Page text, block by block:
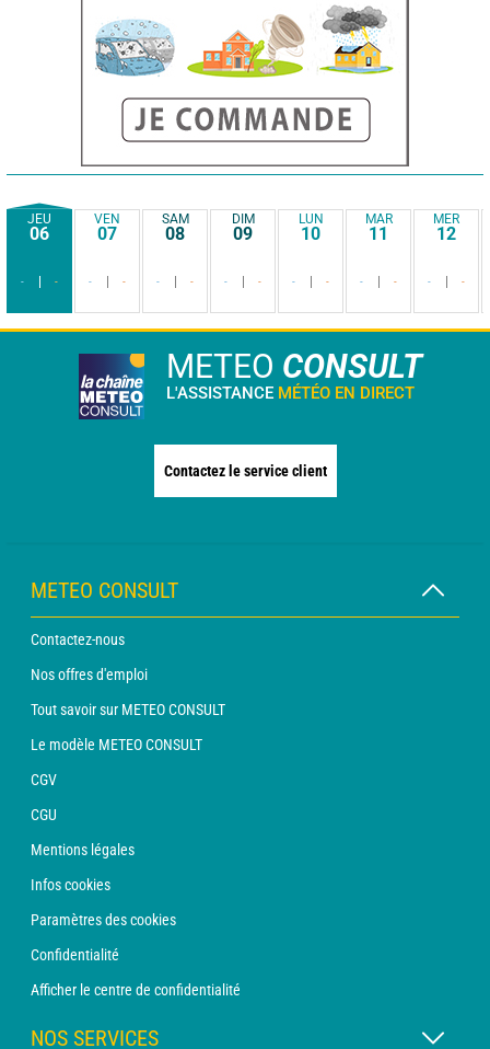
JEU
06
- -
VEN
07
- -
SAM
08
- -
DIM
09
- -
LUN
10
- -
MAR
11
- -
MER
12
- -
METEO CONSULT
L'ASSISTANCE MÉTÉO EN DIRECT
Contactez le service client
METEO CONSULT
Contactez-nous
Nos offres d'emploi
Tout savoir sur METEO CONSULT
Le modèle METEO CONSULT
CGV
CGU
Mentions légales
Infos cookies
Paramètres des cookies
Confidentialité
Afficher le centre de confidentialité
NOS SERVICES